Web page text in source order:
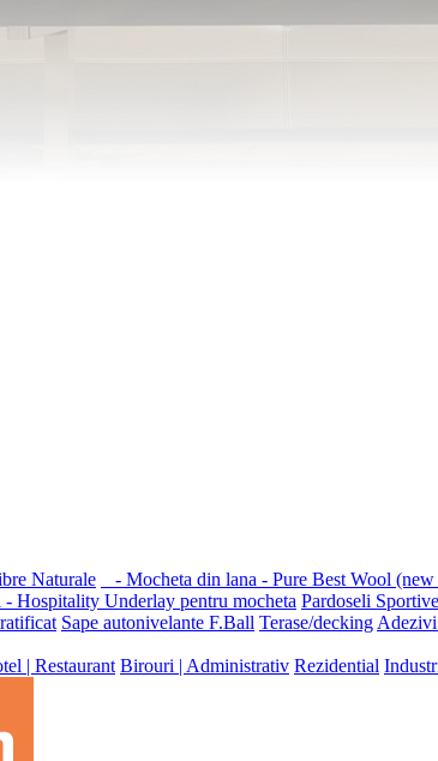
Naturale - Mocheta din lana - Pure Best Wool
- Hospitality Underlay pentru mocheta Pardoseli Sportive
Sape autonivelante F.Ball Terase/decking
| Restaurant Birouri | Administrativ Rezidential